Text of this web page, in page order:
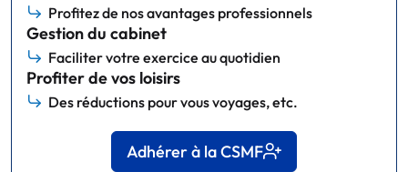
Profitez de nos avantages professionnels
Gestion du cabinet
Faciliter votre exercice au quotidien
Profiter de vos loisirs
Des réductions pour vous voyages, etc.
Adhérer à la CSMF